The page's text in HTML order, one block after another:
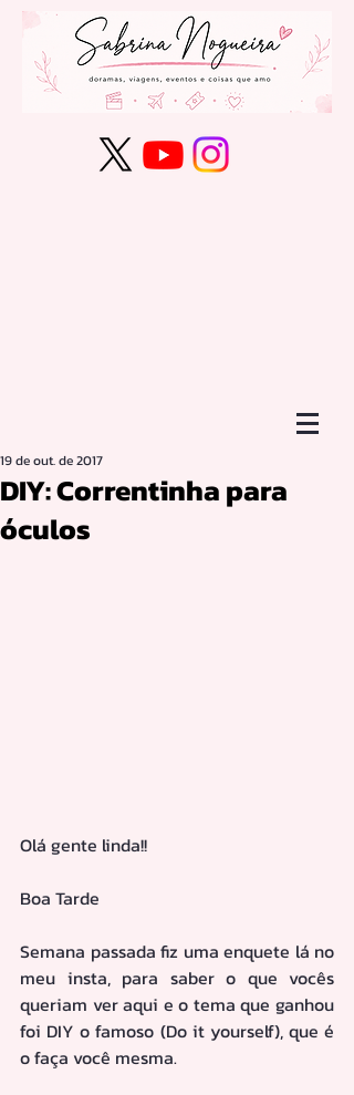
DIY: Correntinha para
óculos
19 de out. de 2017
Olá gente linda!!
Boa Tarde
Semana passada fiz uma enquete lá no
meu insta, para saber o que vocês
queriam ver aqui e o tema que ganhou
foi DIY o famoso (Do it yourself), que é
o faça você mesma.